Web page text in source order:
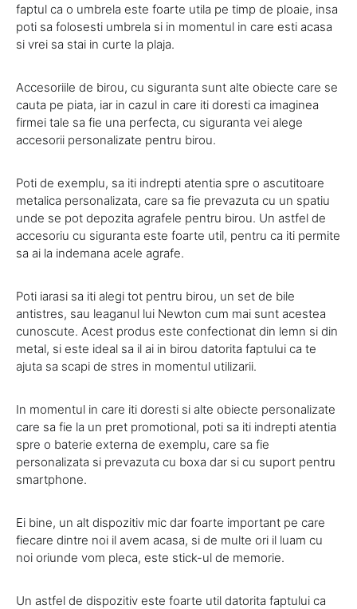
faptul ca o umbrela este foarte utila pe timp de ploaie, insa
poti sa folosesti umbrela si in momentul in care esti acasa
si vrei sa stai in curte la plaja.
Accesoriile de birou, cu siguranta sunt alte obiecte care se
cauta pe piata, iar in cazul in care iti doresti ca imaginea
firmei tale sa fie una perfecta, cu siguranta vei alege
accesorii personalizate pentru birou.
Poti de exemplu, sa iti indrepti atentia spre o ascutitoare
metalica personalizata, care sa fie prevazuta cu un spatiu
unde se pot depozita agrafele pentru birou. Un astfel de
accesoriu cu siguranta este foarte util, pentru ca iti permite
sa ai la indemana acele agrafe.
Poti iarasi sa iti alegi tot pentru birou, un set de bile
antistres, sau leaganul lui Newton cum mai sunt acestea
cunoscute. Acest produs este confectionat din lemn si din
metal, si este ideal sa il ai in birou datorita faptului ca te
ajuta sa scapi de stres in momentul utilizarii.
In momentul in care iti doresti si alte obiecte personalizate
care sa fie la un pret promotional, poti sa iti indrepti atentia
spre o baterie externa de exemplu, care sa fie
personalizata si prevazuta cu boxa dar si cu suport pentru
smartphone.
Ei bine, un alt dispozitiv mic dar foarte important pe care
fiecare dintre noi il avem acasa, si de multe ori il luam cu
noi oriunde vom pleca, este stick-ul de memorie.
Un astfel de dispozitiv este foarte util datorita faptului ca